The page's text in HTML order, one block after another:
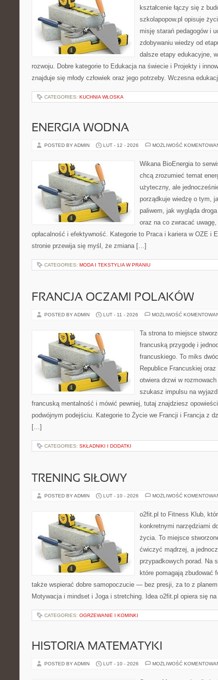
kształcenie łączy się z
szkolapopow.pl opisuje
misję starań pedagogów i
zdobywaniu wiedzy od
dalsze etapy edukacyjne,
rozwoju. Dobre kategorie to Edukacja na świecie i Projekty i
znajduje się młody człowiek oraz jego potrzeby. Wczesna
CATEGORIES: KUCHNIA WŁOSKA
ENERGIA WODNA
POSTED BY ADMIN LUT - 12 - 2026 MOŻLIWOŚĆ
Wikana BioEnergia to
chcą zrozumieć temat
użyteczny, ale
porządkuje wiedzę o tym,
paliwem, jak wygląda
oraz na co zwracać
opłacalność i efektywność. Kategorie to Praca i kariera w OZE i
stronie przewija się myśl, że zmiana […]
CATEGORIES: MODA I TEKSTYLIA W PRANIU
FRANCJA OCZAMI POLAKÓW
POSTED BY ADMIN LUT - 11 - 2026 MOŻLIWOŚĆ
Ta strona to miejsce
francuską przygodę i
francuskiego. To miks
Republice Francuskiej
otwiera drzwi w
szukasz impulsu na
francuską mentalność i mówić pewniej, tutaj znajdziesz
podwójnym podejściu. Kategorie to Życie we Francji i Francja z
[…]
CATEGORIES: SKŁADNIKI I DODATKI
TRENING SIŁOWY
POSTED BY ADMIN LUT - 10 - 2026 MOŻLIWOŚĆ
o2fit.pl to Fitness Klub,
konkretnymi narzędziami
życia. To miejsce
ćwiczyć mądrzej, a
przypadkowych porad. Na
które pomagają zbudować
także wspierać dobre samopoczucie — bez presji, za to z
Motywacja i mindset i Joga i stretching. Idea o2fit.pl opiera się
CATEGORIES: OGRZEWANIE I KOMINKI
HISTORIA MATEMATYKI
POSTED BY ADMIN LUT - 10 - 2026 MOŻLIWOŚĆ